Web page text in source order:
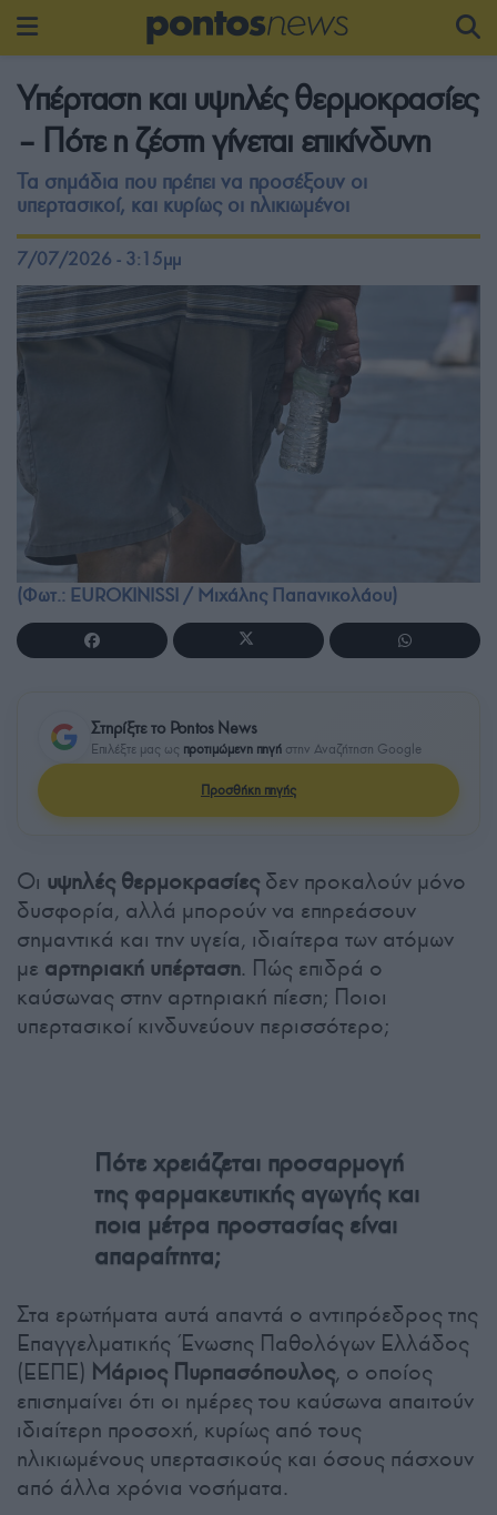
Υπέρταση και υψηλές θερμοκρασίες
– Πότε η ζέστη γίνεται επικίνδυνη
Τα σημάδια που πρέπει να προσέξουν οι
υπερτασικοί, και κυρίως οι ηλικιωμένοι
7/07/2026 - 3:15μμ
(Φωτ.: EUROKINISSI / Μιχάλης Παπανικολάου)
Στηρίξτε το Pontos News
Επιλέξτε μας ως προτιμώμενη πηγή στην Αναζήτηση Google
Προσθήκη πηγής
Οι υψηλές θερμοκρασίεςδεν προκαλούν μόνο
δυσφορία, αλλά μπορούν να επηρεάσουν
σημαντικά και την υγεία, ιδιαίτερα των ατόμων
με αρτηριακή υπέρταση. Πώς επιδρά ο
καύσωνας στην αρτηριακή πίεση; Ποιοι
υπερτασικοί κινδυνεύουν περισσότερο;
Πότε χρειάζεται προσαρμογή
της φαρμακευτικής αγωγής και
ποια μέτρα προστασίας είναι
απαραίτητα;
Στα ερωτήματα αυτά απαντά ο αντιπρόεδρος της
Επαγγελματικής Ένωσης Παθολόγων Ελλάδος
(ΕΕΠΕ) Μάριος Πυρπασόπουλος, ο οποίος
επισημαίνει ότι οι ημέρες του καύσωνα απαιτούν
ιδιαίτερη προσοχή, κυρίως από τους
ηλικιωμένους υπερτασικούς και όσους πάσχουν
από άλλα χρόνια νοσήματα.